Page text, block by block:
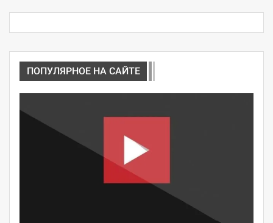
ПОПУЛЯРНОЕ НА САЙТЕ